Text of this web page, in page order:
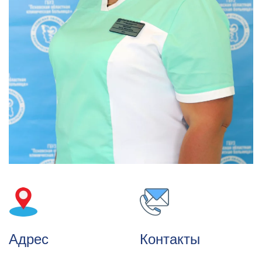
Адрес Контакты